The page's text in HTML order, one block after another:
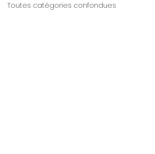
Toutes catégories confondues